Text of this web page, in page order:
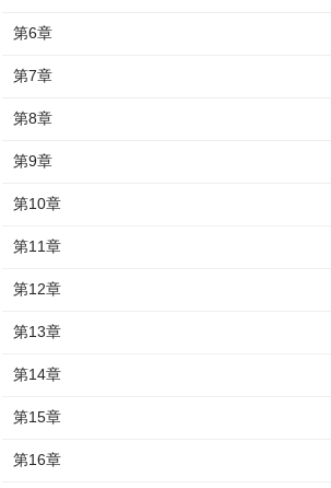
第6章
第7章
第8章
第9章
第10章
第11章
第12章
第13章
第14章
第15章
第16章